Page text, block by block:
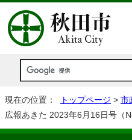
現在の位置： トップページ > 市
広報あきた 2023年6月16日号（